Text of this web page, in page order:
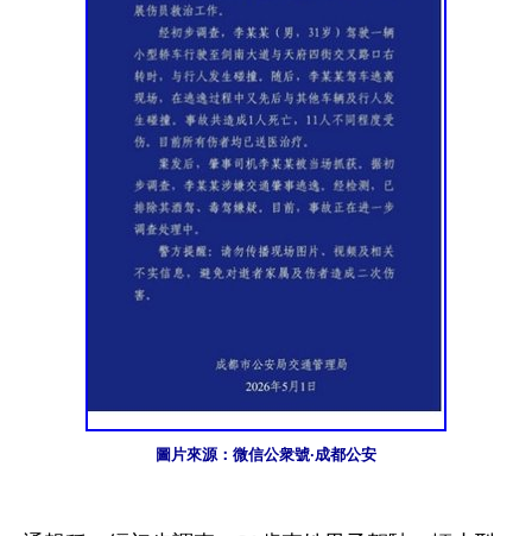
圖片來源：微信公衆號·成都公安